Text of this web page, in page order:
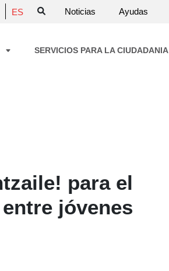
ES Noticias Ayudas
SERVICIOS PARA LA CIUDADANIA
para el
jóvenes